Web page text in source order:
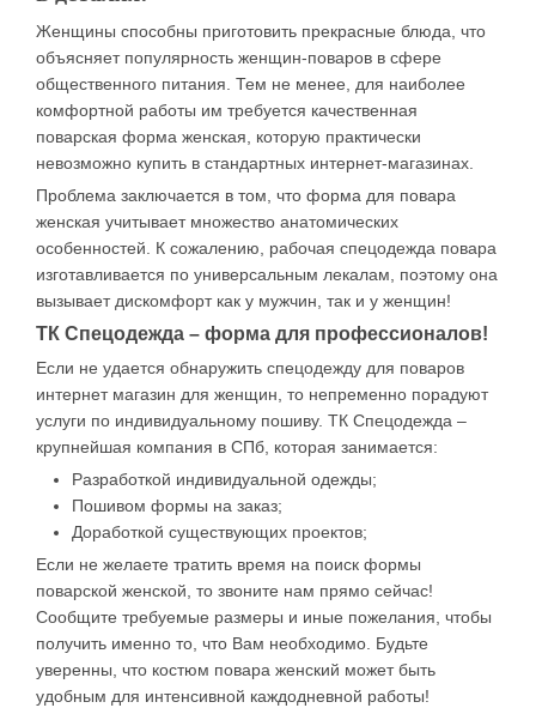
Женщины способны приготовить прекрасные блюда, что
объясняет популярность женщин-поваров в сфере
общественного питания. Тем не менее, для наиболее
комфортной работы им требуется качественная
поварская форма женская, которую практически
невозможно купить в стандартных интернет-магазинах.
Проблема заключается в том, что форма для повара
женская учитывает множество анатомических
особенностей. К сожалению, рабочая спецодежда повара
изготавливается по универсальным лекалам, поэтому она
вызывает дискомфорт как у мужчин, так и у женщин!
ТК Спецодежда – форма для профессионалов!
Если не удается обнаружить спецодежду для поваров
интернет магазин для женщин, то непременно порадуют
услуги по индивидуальному пошиву. ТК Спецодежда –
крупнейшая компания в СПб, которая занимается:
Разработкой индивидуальной одежды;
Пошивом формы на заказ;
Доработкой существующих проектов;
Если не желаете тратить время на поиск формы
поварской женской, то звоните нам прямо сейчас!
Сообщите требуемые размеры и иные пожелания, чтобы
получить именно то, что Вам необходимо. Будьте
уверенны, что костюм повара женский может быть
удобным для интенсивной каждодневной работы!